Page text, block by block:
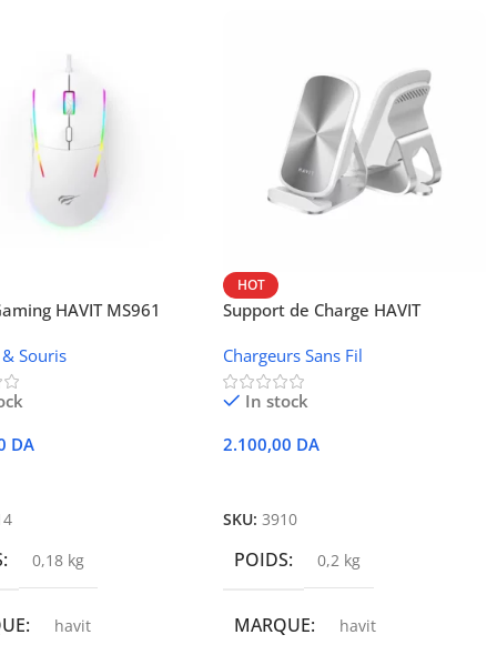
HAVIT MS961
Souris
DA
0,18 kg
havit
HOT
Support de Charge HAVIT
Chargeurs Sans Fil
In stock
2.100,00 DA
SKU:3910
POIDS 0,2 kg
MARQUE havit